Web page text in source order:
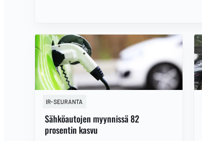
IR-SEURANTA
Sähköautojen myynnissä 82
prosentin kasvu